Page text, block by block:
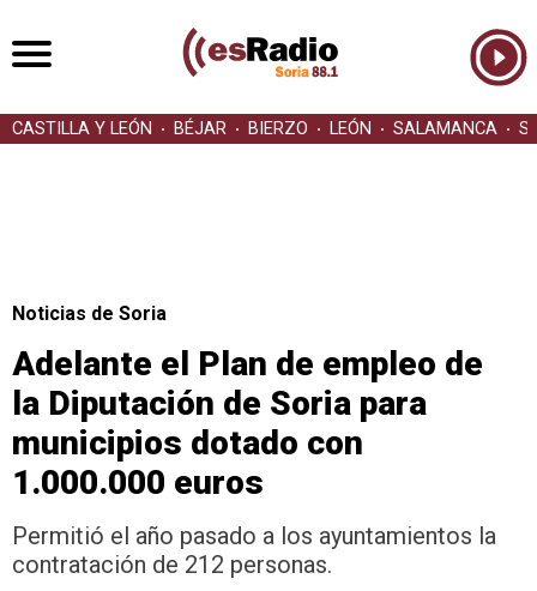
CASTILLA Y LEÓN BÉJAR BIERZO LEÓN SALAMANCA
Noticias de Soria
Adelante el Plan de empleo de
la Diputación de Soria para
municipios dotado con
1.000.000 euros
Permitió el año pasado a los ayuntamientos la
contratación de 212 personas.